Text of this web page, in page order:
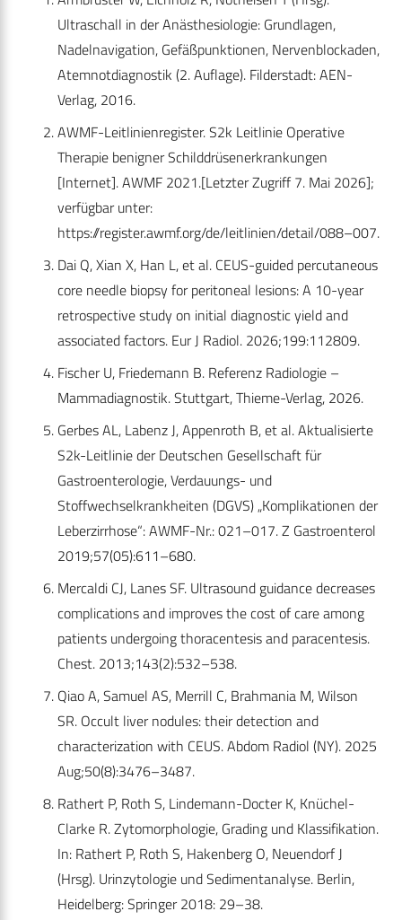
Ultraschall in der Anästhesiologie: Grundlagen,
Nadelnavigation, Gefäßpunktionen, Nervenblockaden,
Atemnotdiagnostik (2. Auflage). Filderstadt: AEN-
Verlag, 2016.
AWMF-Leitlinienregister. S2k Leitlinie Operative
Therapie benigner Schilddrüsenerkrankungen
[Internet]. AWMF 2021.[Letzter Zugriff 7. Mai 2026];
verfügbar unter:
https://register.awmf.org/de/leitlinien/detail/088–007.
Dai Q, Xian X, Han L, et al. CEUS-guided percutaneous
core needle biopsy for peritoneal lesions: A 10-year
retrospective study on initial diagnostic yield and
associated factors. Eur J Radiol. 2026;199:112809.
Fischer U, Friedemann B. Referenz Radiologie –
Mammadiagnostik. Stuttgart, Thieme-Verlag, 2026.
Gerbes AL, Labenz J, Appenroth B, et al. Aktualisierte
S2k-Leitlinie der Deutschen Gesellschaft für
Gastroenterologie, Verdauungs- und
Stoffwechselkrankheiten (DGVS) „Komplikationen der
Leberzirrhose“: AWMF-Nr.: 021–017. Z Gastroenterol
2019;57(05):611–680.
Mercaldi CJ, Lanes SF. Ultrasound guidance decreases
complications and improves the cost of care among
patients undergoing thoracentesis and paracentesis.
Chest. 2013;143(2):532–538.
Qiao A, Samuel AS, Merrill C, Brahmania M, Wilson
SR. Occult liver nodules: their detection and
characterization with CEUS. Abdom Radiol (NY). 2025
Aug;50(8):3476–3487.
Rathert P, Roth S, Lindemann-Docter K, Knüchel-
Clarke R. Zytomorphologie, Grading und Klassifikation.
In: Rathert P, Roth S, Hakenberg O, Neuendorf J
(Hrsg). Urinzytologie und Sedimentanalyse. Berlin,
Heidelberg: Springer 2018: 29–38.